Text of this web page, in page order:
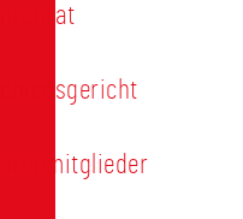
Ehrenrat
Schiedsgericht
Ehrenmitglieder